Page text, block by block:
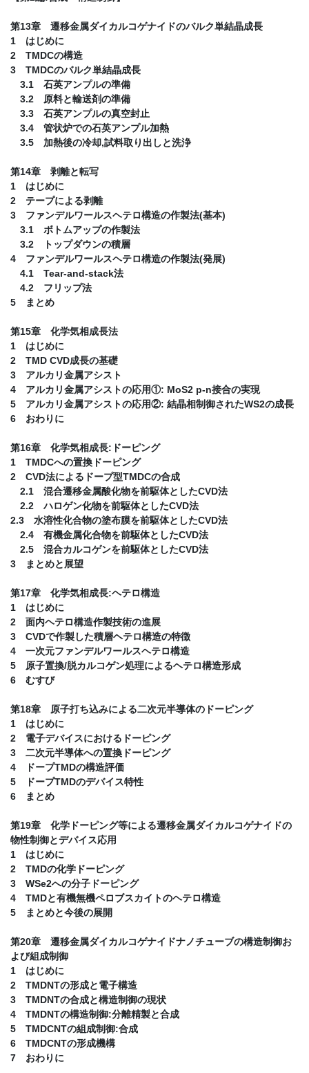
第13章 遷移金属ダイカルコゲナイドのバルク単結晶成長
1 はじめに
2 TMDCの構造
3 TMDCのバルク単結晶成長
3.1 石英アンプルの準備
3.2 原料と輸送剤の準備
3.3 石英アンプルの真空封止
3.4 管状炉での石英アンプル加熱
3.5 加熱後の冷却,試料取り出しと洗浄
第14章 剥離と転写
1 はじめに
2 テープによる剥離
3 ファンデルワールスヘテロ構造の作製法(基本)
3.1 ボトムアップの作製法
3.2 トップダウンの積層
4 ファンデルワールスヘテロ構造の作製法(発展)
4.1 Tear-and-stack法
4.2 フリップ法
5 まとめ
第15章 化学気相成長法
1 はじめに
2 TMD CVD成長の基礎
3 アルカリ金属アシスト
4 アルカリ金属アシストの応用①: MoS2 p-n接合の実現
5 アルカリ金属アシストの応用②: 結晶相制御されたWS2の成長
6 おわりに
第16章 化学気相成長:ドーピング
1 TMDCへの置換ドーピング
2 CVD法によるドープ型TMDCの合成
2.1 混合遷移金属酸化物を前駆体としたCVD法
2.2 ハロゲン化物を前駆体としたCVD法
2.3 水溶性化合物の塗布膜を前駆体としたCVD法
2.4 有機金属化合物を前駆体としたCVD法
2.5 混合カルコゲンを前駆体としたCVD法
3 まとめと展望
第17章 化学気相成長:ヘテロ構造
1 はじめに
2 面内ヘテロ構造作製技術の進展
3 CVDで作製した積層ヘテロ構造の特徴
4 一次元ファンデルワールスヘテロ構造
5 原子置換/脱カルコゲン処理によるヘテロ構造形成
6 むすび
第18章 原子打ち込みによる二次元半導体のドーピング
1 はじめに
2 電子デバイスにおけるドーピング
3 二次元半導体への置換ドーピング
4 ドープTMDの構造評価
5 ドープTMDのデバイス特性
6 まとめ
第19章 化学ドーピング等による遷移金属ダイカルコゲナイドの
物性制御とデバイス応用
1 はじめに
2 TMDの化学ドーピング
3 WSe2への分子ドーピング
4 TMDと有機無機ペロブスカイトのヘテロ構造
5 まとめと今後の展開
第20章 遷移金属ダイカルコゲナイドナノチューブの構造制御お
よび組成制御
1 はじめに
2 TMDNTの形成と電子構造
3 TMDNTの合成と構造制御の現状
4 TMDNTの構造制御:分離精製と合成
5 TMDCNTの組成制御:合成
6 TMDCNTの形成機構
7 おわりに